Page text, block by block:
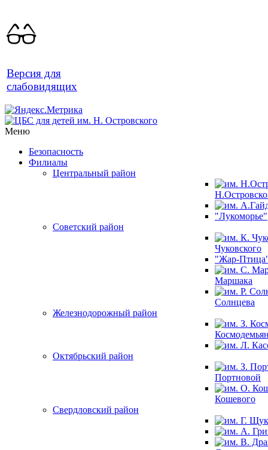
Версия для
слабовидящих
Меню
Безопасность
Филиалы
Центральный район
"Лукоморье"
Советский район
Чуковского
"Жар-
Маршака
Солнцева
Железнодорожный район
Октябрьский район
Портновой
Кошевого
Свердловский район